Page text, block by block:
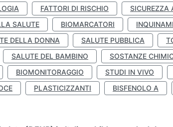
FATTORI DI RISCHIO
SICUREZZA
SALUTE BIOMARCATORI
DELLA DONNA SALUTE PUBBLICA
SALUTE DEL BAMBINO
SOSTANZE
BIOMONITORAGGIO STUDI IN VIVO
PLASTICIZZANTI BISFENOLO A